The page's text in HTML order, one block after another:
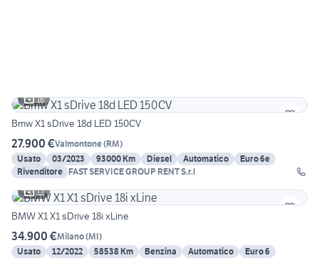
16
Bmw X1 sDrive 18d LED 150CV
27.900 €Valmontone(RM)
Usato
03/2023 93000 Km Diesel Automatico
Euro 6e
Rivenditore
FAST SERVICE GROUP RENT S.r.l
12
BMW X1 X1 sDrive 18i xLine
34.900 €Milano(MI)
Usato
12/2022 58538 Km Benzina Automatico
Euro 6